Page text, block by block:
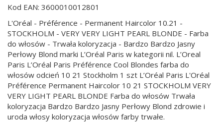
Kod EAN: 3600010012801
L'Oréal - Préférence - Permanent Haircolor 10.21 -
STOCKHOLM - VERY VERY LIGHT PEARL BLONDE - Farba
do włosów - Trwała koloryzacja - Bardzo Bardzo Jasny
Perłowy Blond marki L’Oréal Paris w kategorii nil. L’Oreal
Paris L’Oréal Paris Préférence Cool Blondes farba do
włosów odcień 10 21 Stockholm 1 szt L’Oréal Paris L'Oréal
Préférence Permanent Haircolor 10 21 STOCKHOLM VERY
VERY LIGHT PEARL BLONDE Farba do włosów Trwała
koloryzacja Bardzo Bardzo Jasny Perłowy Blond zdrowie i
uroda włosy koloryzacja włosów farby trwałe.